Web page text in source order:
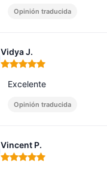
Opinión traducida
Vidya J.
Nota: 5 de 5
Excelente
Opinión traducida
Vincent P.
Nota: 5 de 5